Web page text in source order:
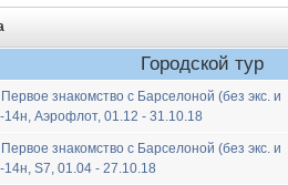
Городской тур
знакомство с Барселоной (без экс. и
Аэрофлот, 01.12 - 31.10.18
знакомство с Барселоной (без экс. и
S7, 01.04 - 27.10.18